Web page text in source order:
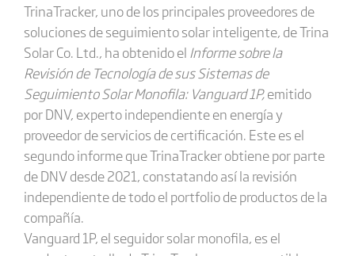
TrinaTracker, uno de los principales proveedores de
soluciones de seguimiento solar inteligente, de Trina
Solar Co. Ltd., ha obtenido el Informe sobre la
Revisión de Tecnología de sus Sistemas de
Seguimiento Solar Monofila: Vanguard 1P,emitido
por DNV, experto independiente en energía y
proveedor de servicios de certificación. Este es el
segundo informe que TrinaTracker obtiene por parte
de DNV desde 2021, constatando así la revisión
independiente de todo el portfolio de productos de la
compañía.
Vanguard 1P, el seguidor solar monofila, es el